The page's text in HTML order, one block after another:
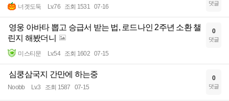
너겟도둑 Lv.76 조회 1531 07-16 댓글
영웅 아바타 뽑고 승급서 받는 법, 로드나인 2주년 소환 챌
린지 해봤더니
미스티문 Lv.54 조회 1602 07-15
0
댓글
심쿵삼국지 간만에 하는중
Noobb Lv.3 조회 1587 07-15
0
댓글